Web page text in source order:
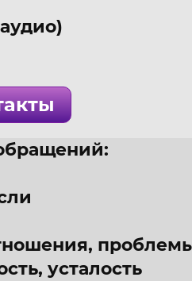
>>>
усталость